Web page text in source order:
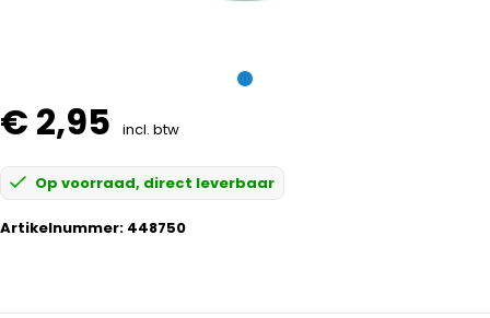
€ 2,95 incl. btw
Op voorraad, direct leverbaar
Artikelnummer: 448750